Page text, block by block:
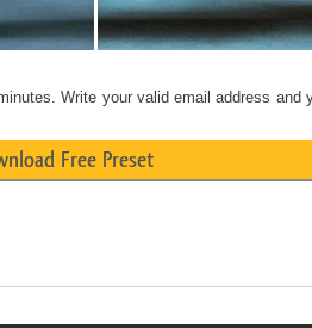
Write your valid email address and
Free Preset